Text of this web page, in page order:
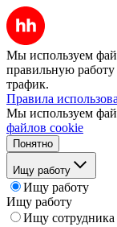
Мы используем
правильную работу
трафик.
Правила
Мы используем
файлов cookie
Понятно
Ищу работу
Ищу работу
Ищу работу
Ищу сотрудника